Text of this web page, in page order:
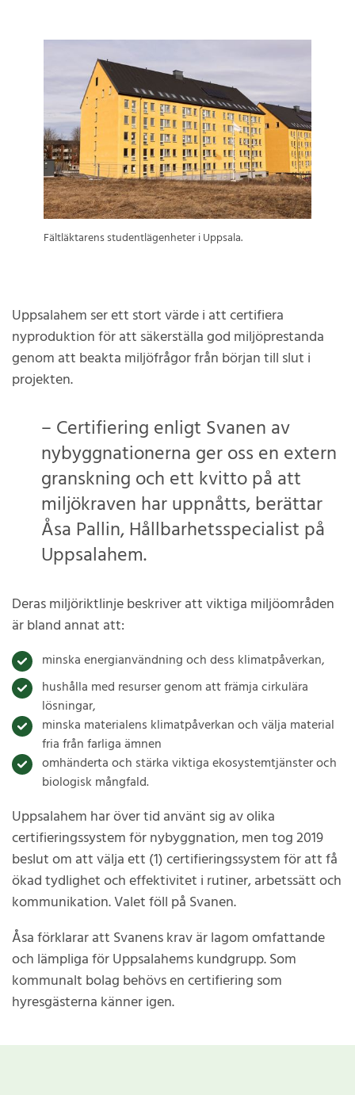
Fältläktarens studentlägenheter i Uppsala.
Uppsalahem ser ett stort värde i att certifiera
nyproduktion för att säkerställa god miljöprestanda
genom att beakta miljöfrågor från början till slut i
projekten.
– Certifiering enligt Svanen av
nybyggnationerna ger oss en extern
granskning och ett kvitto på att
miljökraven har uppnåtts, berättar
Åsa Pallin, Hållbarhetsspecialist på
Uppsalahem.
Deras miljöriktlinje beskriver att viktiga miljöområden
är bland annat att:
minska energianvändning och dess klimatpåverkan,
hushålla med resurser genom att främja cirkulära
lösningar,
minska materialens klimatpåverkan och välja material
fria från farliga ämnen
omhänderta och stärka viktiga ekosystemtjänster och
biologisk mångfald.
Uppsalahem har över tid använt sig av olika
certifieringssystem för nybyggnation, men tog 2019
beslut om att välja ett (1) certifieringssystem för att få
ökad tydlighet och effektivitet i rutiner, arbetssätt och
kommunikation. Valet föll på Svanen.
Åsa förklarar att Svanens krav är lagom omfattande
och lämpliga för Uppsalahems kundgrupp. Som
kommunalt bolag behövs en certifiering som
hyresgästerna känner igen.